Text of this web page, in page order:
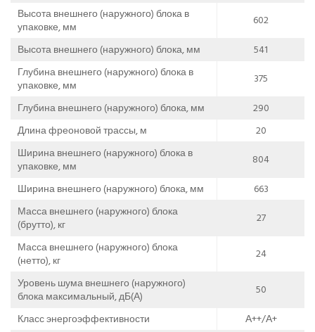
Высота внешнего (наружного) блока в
упаковке, мм
602
Высота внешнего (наружного) блока, мм
541
Глубина внешнего (наружного) блока в
упаковке, мм
375
Глубина внешнего (наружного) блока, мм
290
Длина фреоновой трассы, м
20
Ширина внешнего (наружного) блока в
упаковке, мм
804
Ширина внешнего (наружного) блока, мм
663
Масса внешнего (наружного) блока
(брутто), кг
27
Масса внешнего (наружного) блока
(нетто), кг
24
Уровень шума внешнего (наружного)
блока максимальный, дБ(А)
50
Класс энергоэффективности
А++/А+